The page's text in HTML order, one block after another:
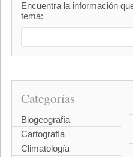
Encuentra la información
tema:
Categorías
Biogeografía
Cartografía
Climatología